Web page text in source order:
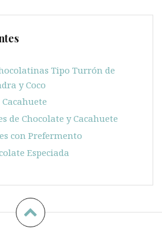
Tipo Turrón de
y Coco
Cacahuete
de Chocolate y Cacahuete
con Prefermento
Especiada